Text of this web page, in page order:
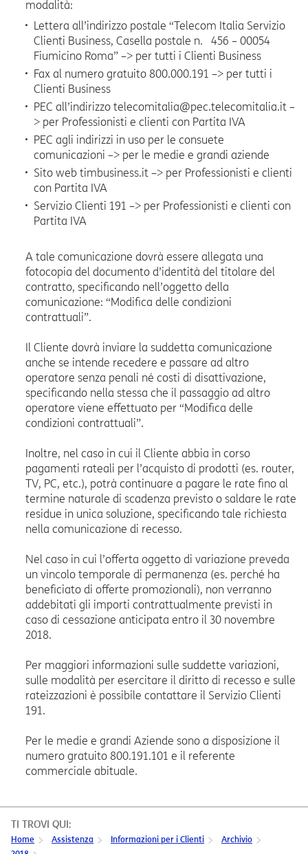
modalità:
Lettera all’indirizzo postale “Telecom Italia Servizio
Clienti Business, Casella postale n. 456 – 00054
Fiumicino Roma” –> per tutti i Clienti Business
Fax al numero gratuito 800.000.191 –> per tutti i
Clienti Business
PEC all’indirizzo telecomitalia@pec.telecomitalia.it –
> per Professionisti e clienti con Partita IVA
PEC agli indirizzi in uso per le consuete
comunicazioni –> per le medie e grandi aziende
Sito web timbusiness.it –> per Professionisti e clienti
con Partita IVA
Servizio Clienti 191 –> per Professionisti e clienti con
Partita IVA
A tale comunicazione dovrà essere allegata una
fotocopia del documento d’identità del titolare del
contratto, specificando nell’oggetto della
comunicazione: “Modifica delle condizioni
contrattuali”.
Il Cliente dovrà inviare la suddetta comunicazione
anche se intende recedere e passare ad altro
operatore senza penali né costi di disattivazione,
specificando nella stessa che il passaggio ad altro
operatore viene effettuato per “Modifica delle
condizioni contrattuali”.
Inoltre, nel caso in cui il Cliente abbia in corso
pagamenti rateali per l’acquisto di prodotti (es. router,
TV, PC, etc.), potrà continuare a pagare le rate fino al
termine naturale di scadenza previsto o saldare le rate
residue in unica soluzione, specificando tale richiesta
nella comunicazione di recesso.
Nel caso in cui l’offerta oggetto di variazione preveda
un vincolo temporale di permanenza (es. perché ha
beneficiato di offerte promozionali), non verranno
addebitati gli importi contrattualmente previsti in
caso di cessazione anticipata entro il 30 novembre
2018.
Per maggiori informazioni sulle suddette variazioni,
sulle modalità per esercitare il diritto di recesso e sulle
rateizzazioni è possibile contattare il Servizio Clienti
191.
Per le medie e grandi Aziende sono a disposizione il
numero gratuito 800.191.101 e il referente
commerciale abituale.
TI TROVI QUI:
Home Assistenza Informazioni per i Clienti
Archivio